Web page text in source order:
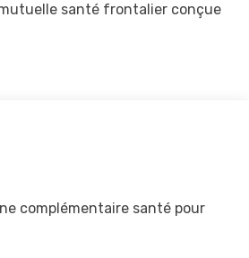
santé frontalier conçue
complémentaire santé pour